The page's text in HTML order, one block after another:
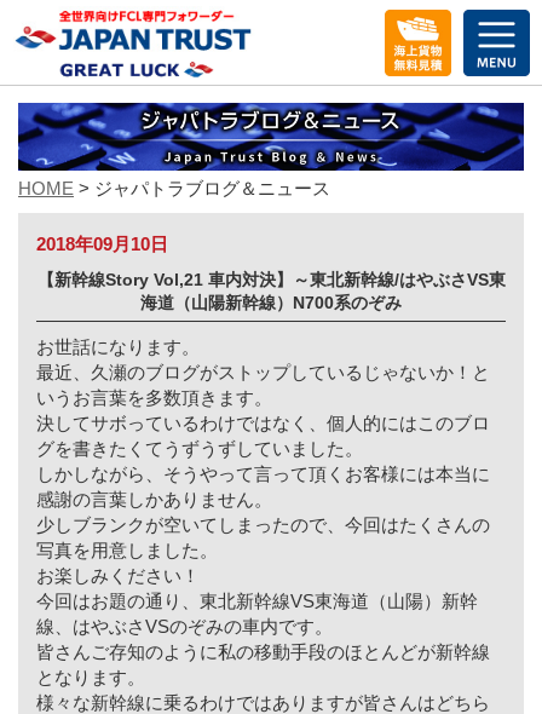
メ
ニ
ュ
ー
を
開
く
HOME > ジャパトラブログ＆ニュース
2018年09月10日
【新幹線Story Vol,21 車内対決】～東北新幹線/はやぶさVS東
海道（山陽新幹線）N700系のぞみ
お世話になります。
最近、久瀬のブログがストップしているじゃないか！と
いうお言葉を多数頂きます。
決してサボっているわけではなく、個人的にはこのブロ
グを書きたくてうずうずしていました。
しかしながら、そうやって言って頂くお客様には本当に
感謝の言葉しかありません。
少しブランクが空いてしまったので、今回はたくさんの
写真を用意しました。
お楽しみください！
今回はお題の通り、東北新幹線VS東海道（山陽）新幹
線、はやぶさVSのぞみの車内です。
皆さんご存知のように私の移動手段のほとんどが新幹線
となります。
様々な新幹線に乗るわけではありますが皆さんはどちら